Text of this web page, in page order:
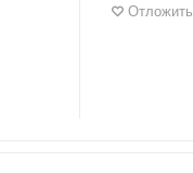
Отложить